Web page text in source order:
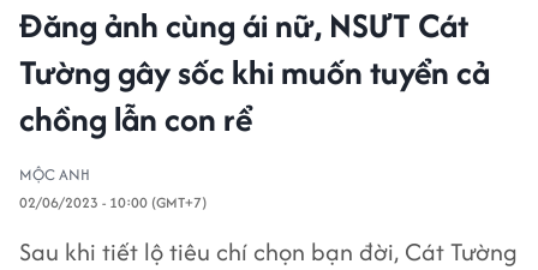
Đăng ảnh cùng ái nữ, NSƯT Cát
Tường gây sốc khi muốn tuyển cả
chồng lẫn con rể
MỘC ANH
02/06/2023 - 10:00 (GMT+7)
Sau khi tiết lộ tiêu chí chọn bạn đời, Cát Tường